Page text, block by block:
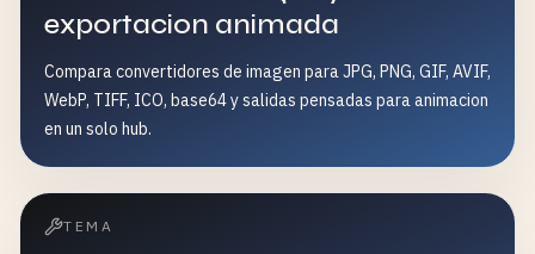
exportacion animada
Compara convertidores de imagen para JPG, PNG, GIF, AVIF,
WebP, TIFF, ICO, base64 y salidas pensadas para animacion
en un solo hub.
TEMA